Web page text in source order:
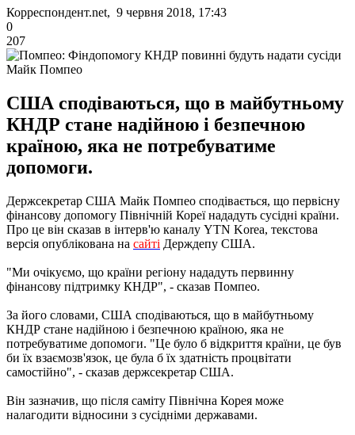
Корреспондент.net, 9 червня 2018, 17:43
0
207
Майк Помпео
США сподіваються, що в майбутньому
КНДР стане надійною і безпечною
країною, яка не потребуватиме
допомоги.
Держсекретар США Майк Помпео сподівається, що первісну
фінансову допомогу Північній Кореї нададуть сусідні країни.
Про це він сказав в інтерв'ю каналу YTN Korea, текстова
версія опублікована на сайті Держдепу США.
"Ми очікуємо, що країни регіону нададуть первинну
фінансову підтримку КНДР", - сказав Помпео.
За його словами, США сподіваються, що в майбутньому
КНДР стане надійною і безпечною країною, яка не
потребуватиме допомоги. "Це було б відкриття країни, це був
би їх взаємозв'язок, це була б їх здатність процвітати
самостійно", - сказав держсекретар США.
Він зазначив, що після саміту Північна Корея може
налагодити відносини з сусідніми державами.